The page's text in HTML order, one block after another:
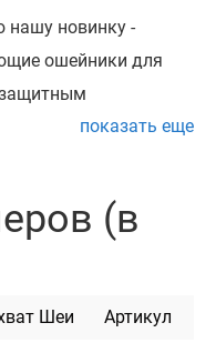
новинку -
ошейники для
защитным
влагу, грязь,
гибким даже при
большие
показать еще
(в
Шеи Артикул